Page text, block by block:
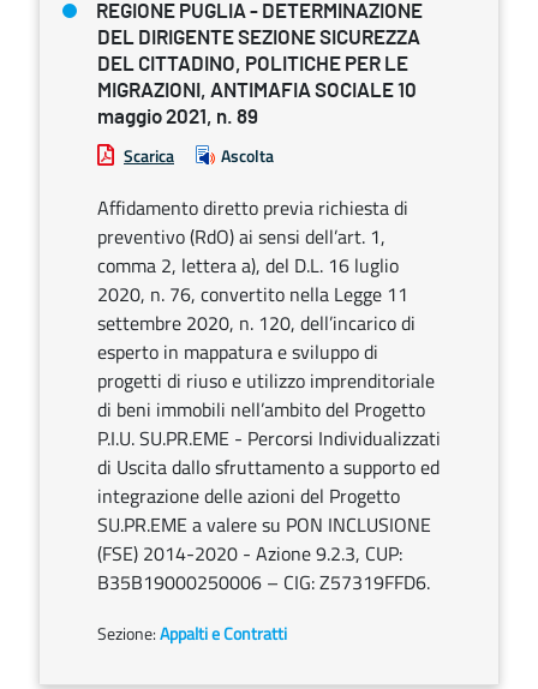
REGIONE PUGLIA - DETERMINAZIONE
DEL DIRIGENTE SEZIONE SICUREZZA
DEL CITTADINO, POLITICHE PER LE
MIGRAZIONI, ANTIMAFIA SOCIALE 10
maggio 2021, n. 89
Scarica Ascolta
Affidamento diretto previa richiesta di
preventivo (RdO) ai sensi dell’art. 1,
comma 2, lettera a), del D.L. 16 luglio
2020, n. 76, convertito nella Legge 11
settembre 2020, n. 120, dell’incarico di
esperto in mappatura e sviluppo di
progetti di riuso e utilizzo imprenditoriale
di beni immobili nell’ambito del Progetto
P.I.U. SU.PR.EME - Percorsi Individualizzati
di Uscita dallo sfruttamento a supporto ed
integrazione delle azioni del Progetto
SU.PR.EME a valere su PON INCLUSIONE
(FSE) 2014-2020 - Azione 9.2.3, CUP:
B35B19000250006 – CIG: Z57319FFD6.
Sezione:Appalti e Contratti